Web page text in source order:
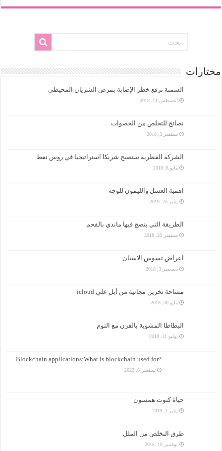
مختارات
السمنة ترفع خطر الإصابة بمرض الشريان المحيطى
أغسطس 11, 2018
نصائح للتخلص من الحصوات
سبتمبر 3, 2018
الشركة القطرية ستصبح شريكا استراتيجيا في روس نفط
مايو 8, 2018
اهمية العسل والليمون للوجه
يناير 25, 2019
الطريقة التي ينضج فيها ماندي بالفحم
سبتمبر 20, 2018
اعراض تسوس الاسنان
ديسمبر 3, 2018
مساحة تخزين مجانية من أبل علي icloud
مايو 30, 2018
البطاطا المشوية بالفرن مع الثوم
يوليو 31, 2018
?Blockchain applications:What is blockchain used for
سبتمبر 6, 2022
حياة كنوت همسون
يناير 1, 2019
طرق التخلص من الملل
نوفمبر 10, 2018